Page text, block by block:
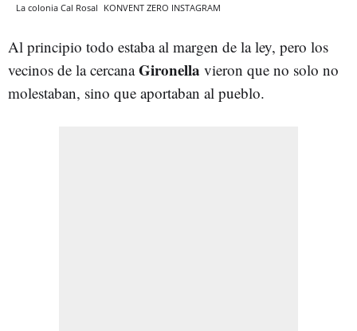
La colonia Cal Rosal KONVENT ZERO INSTAGRAM
Al principio todo estaba al margen de la ley, pero los
vecinos de la cercanaGironella vieron que no solo no
molestaban, sino que aportaban al pueblo.